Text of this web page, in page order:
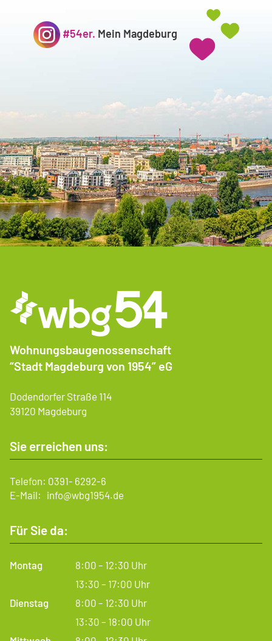
#54er. Mein Magdeburg
Wohnungsbaugenossenschaft
“Stadt Magdeburg von 1954” eG
Dodendorfer Straße 114
39120 Magdeburg
Sie erreichen uns:
Telefon: 0391- 6292-6
E-Mail: info@wbg1954.de
Für Sie da:
Montag
8:00 – 12:30 Uhr
13:30 – 17:00 Uhr
Dienstag
8:00 – 12:30 Uhr
13:30 – 18:00 Uhr